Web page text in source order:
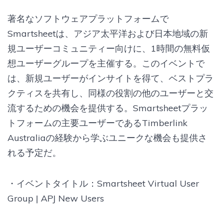
著名なソフトウェアプラットフォームで
Smartsheetは、アジア太平洋および日本地域の新
規ユーザーコミュニティー向けに、1時間の無料仮
想ユーザーグループを主催する。このイベントで
は、新規ユーザーがインサイトを得て、ベストプラ
クティスを共有し、同様の役割の他のユーザーと交
流するための機会を提供する。Smartsheetプラッ
トフォームの主要ユーザーであるTimberlink
Australiaの経験から学ぶユニークな機会も提供さ
れる予定だ。
・イベントタイトル：Smartsheet Virtual User
Group | APJ New Users